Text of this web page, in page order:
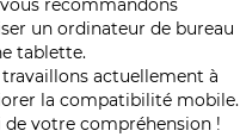
recommandons
un ordinateur de bureau
tablette.
travaillons actuellement à
la compatibilité mobile.
de votre compréhension !